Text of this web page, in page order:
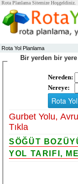
Rota Planlama Sitemize Hoşgeldiniz.
Rota Yol Planlama
Bir yerden bir
Nereden:
Nereye:
Gurbet Yolu,
Tıkla
SÖĞÜT
YOL TARIFI,